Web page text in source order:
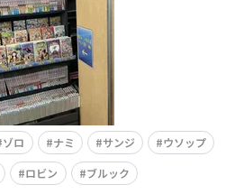
ゾロ ナミ サンジ
ウソップ
ロビン ブルック